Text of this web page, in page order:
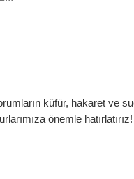
küfür, hakaret ve
önemle hatırlatırız!